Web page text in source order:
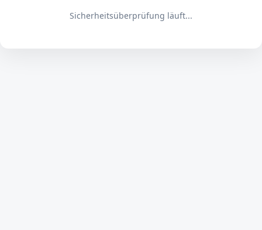
Sicherheitsüberprüfung läuft...